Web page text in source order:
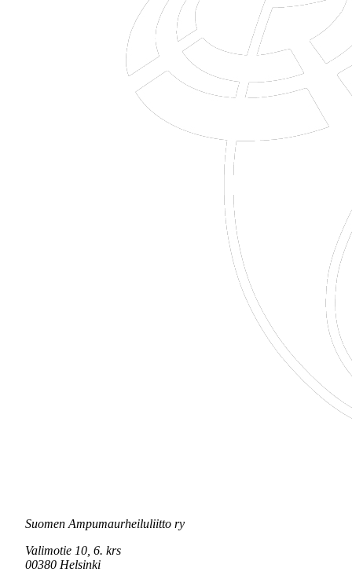
Suomen Ampumaurheiluliitto ry
Valimotie 10, 6. krs
00380 Helsinki